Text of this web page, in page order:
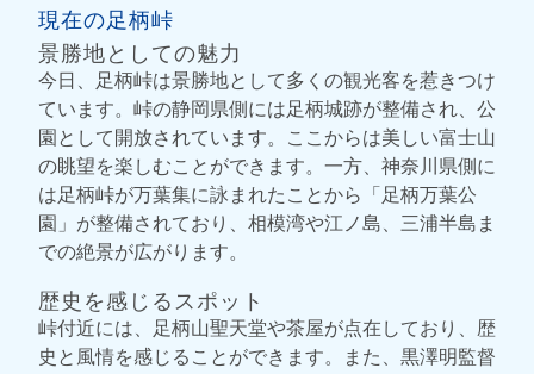
現在の足柄峠
景勝地としての魅力
今日、足柄峠は景勝地として多くの観光客を惹きつけ
ています。峠の静岡県側には足柄城跡が整備され、公
園として開放されています。ここからは美しい富士山
の眺望を楽しむことができます。一方、神奈川県側に
は足柄峠が万葉集に詠まれたことから「足柄万葉公
園」が整備されており、相模湾や江ノ島、三浦半島ま
での絶景が広がります。
歴史を感じるスポット
峠付近には、足柄山聖天堂や茶屋が点在しており、歴
史と風情を感じることができます。また、黒澤明監督